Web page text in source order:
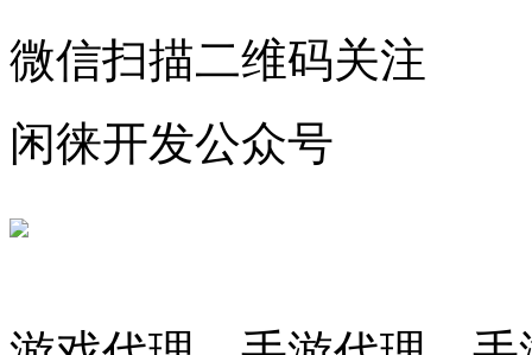
微信扫描二维码关注
闲徕开发公众号